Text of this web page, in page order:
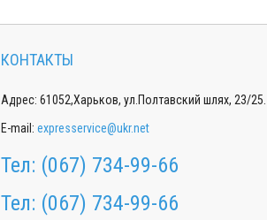
КОНТАКТЫ
Адрес: 61052,Харьков, ул.Полтавский шлях, 23/25.
E-mail: expresservice@ukr.net
Тел: (067) 734-99-66
Тел: (067) 734-99-66